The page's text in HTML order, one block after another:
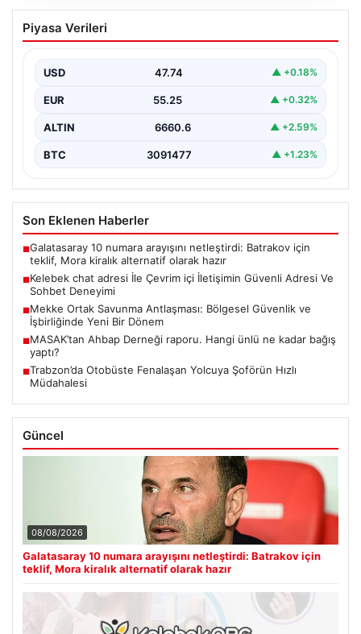
Kelebek chat adresi İle Çevrim içi
İletişimin Güvenli Adresi Ve Sohbet
Sanal çağında bireylerin kaliteli bir tarzda irtibat kurması
Piyasa Verileri
USD 47.74 ▲ +0.18%
EUR 55.25 ▲ +0.32%
ALTIN 6660.6 ▲ +2.59%
BTC 3091477 ▲ +1.23%
Son Eklenen Haberler
■Galatasaray 10 numara arayışını netleştirdi: Batrakov için
teklif, Mora kiralık alternatif olarak hazır
■Kelebek chat adresi İle Çevrim içi İletişimin Güvenli Adresi Ve
Sohbet Deneyimi
■Mekke Ortak Savunma Antlaşması: Bölgesel Güvenlik ve
İşbirliğinde Yeni Bir Dönem
■MASAK’tan Ahbap Derneği raporu. Hangi ünlü ne kadar bağış
yaptı?
■Trabzon’da Otobüste Fenalaşan Yolcuya Şoförün Hızlı
Müdahalesi
Güncel
08/08/2026
Galatasaray 10 numara arayışını netleştirdi: Batrakov için
teklif, Mora kiralık alternatif olarak hazır